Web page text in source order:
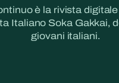
è la rivista
Italiano Soka Gakkai,
giovani italiani.